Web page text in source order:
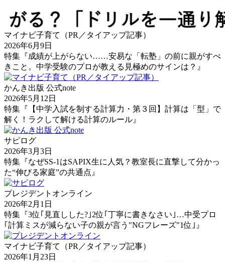
マイナビ子育て（PR／タイアップ記事）
2026年6月9日
特集『成績が上がらない……安易な「転塾」の前に親がすべ
きこと。中学受験のプロが教える見極めのサインは？』
かんき出版 公式note
2026年5月12日
特集『【中学入試を制する計算力・第３回】計算は「型」で
解く！ラクして解ける計算のルール』
サピログ
2026年3月3日
特集『なぜSS-1はSAPIX生に人気？教室長に直撃して分かっ
た“伸びる家庭”の共通点』
プレジデントオンライン
2026年2月1日
特集『3位｢見直しした?｣2位｢丁寧に書きなさい｣…中受プロ
｢計算ミスが減らない子の親が言う"NGフレーズ"1位｣』
マイナビ子育て（PR／タイアップ記事）
2026年1月23日